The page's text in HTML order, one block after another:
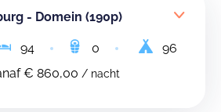
- Domein (190p)
94 0
96
€ 860,00 / nacht